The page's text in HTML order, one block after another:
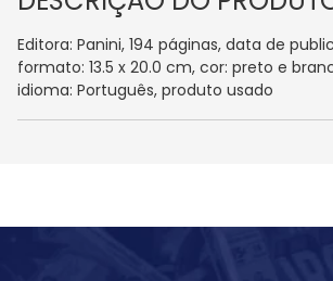
Editora: Panini, 194 páginas, data de
formato: 13.5 x 20.0 cm, cor: preto e
idioma: Português, produto usado